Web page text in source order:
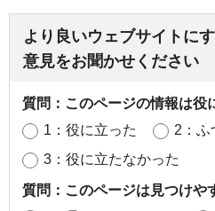
より良いウェブサイトに
意見をお聞かせください
質問：このページの情報は役
1：役に立った
2：ふ
3：役に立たなかった
質問：このページは見つけや